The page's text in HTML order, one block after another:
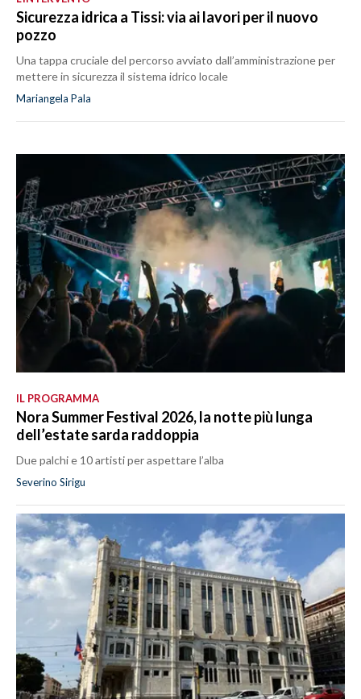
Sicurezza idrica a Tissi: via ai lavori per il nuovo
pozzo
Una tappa cruciale del percorso avviato dall’amministrazione per
mettere in sicurezza il sistema idrico locale
Mariangela Pala
IL PROGRAMMA
Nora Summer Festival 2026, la notte più lunga
dell’estate sarda raddoppia
Due palchi e 10 artisti per aspettare l’alba
Severino Sirigu